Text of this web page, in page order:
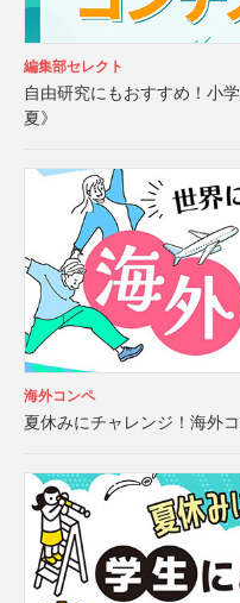
編集部セレクト
自由研究にもおすすめ！小
夏》
海外コンペ
夏休みにチャレンジ！海外